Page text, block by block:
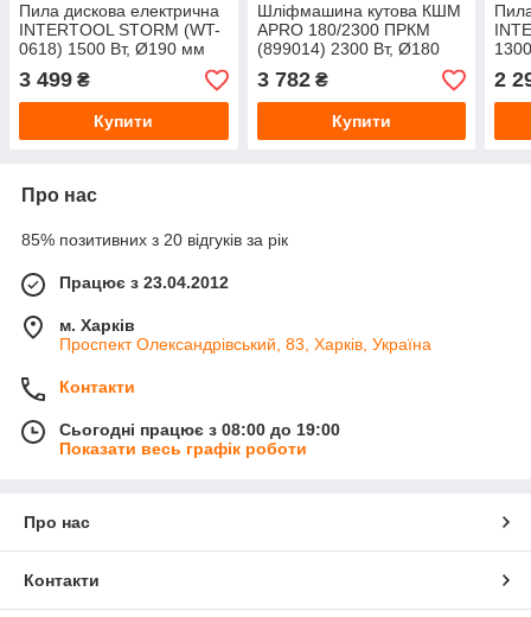
Пила дискова електрична
INTERTOOL STORM (WT-
0618) 1500 Вт, Ø190 мм
3 499 ₴
Купити
Шліфмашина кутова КШМ
APRO 180/2300 ПРКМ
(899014) 2300 Вт, Ø180
мм
3 782₴
Купити
2
Про нас
85% позитивних з 20 відгуків за рік
Працює з 23.04.2012
м. Харків
Проспект Олександрівський, 83, Харків, Україна
Контакти
Сьогодні працює з 08:00 до 19:00
Показати весь графік роботи
Про нас
Контакти